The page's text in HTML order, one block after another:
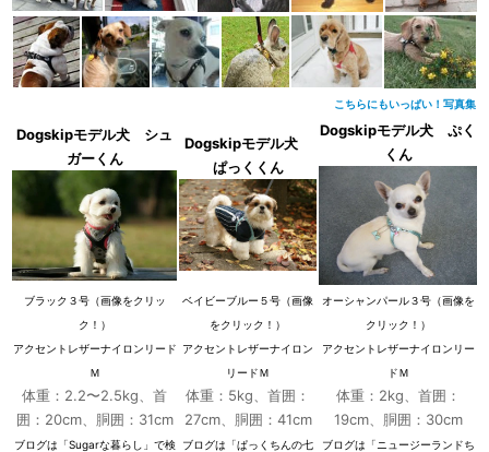
こちらにもいっぱい！写真集
Dogskipモデル犬 シュ
ガーくん
Dogskipモデル犬
ぱっくくん
Dogskipモデル犬 ぷく
くん
ブラック３号（画像をクリッ
ク！）
アクセントレザーナイロンリード
Ｍ
体重：2.2〜2.5kg、首
囲：20cm、胴囲：31cm
ブログは「Sugarな暮らし」で検
ベイビーブルー５号（画像
をクリック！）
アクセントレザーナイロン
リードＭ
体重：5kg、首囲：
27cm、胴囲：41cm
ブログは「ぱっくちんの七
オーシャンパール３号（画像を
クリック！）
アクセントレザーナイロンリー
ドＭ
体重：2kg、首囲：
19cm、胴囲：30cm
ブログは「ニュージーランドち